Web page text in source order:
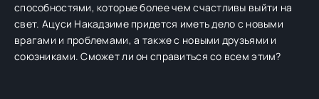
способностями, которые более чем счастливы выйти на
свет. Ацуси Накадзиме придется иметь дело с новыми
врагами и проблемами, а также с новыми друзьями и
союзниками. Сможет ли он справиться со всем этим?